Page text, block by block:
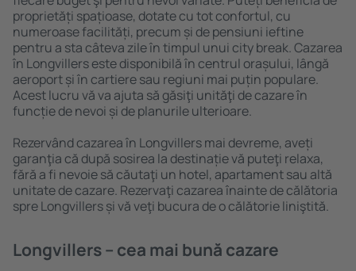
proprietăți spațioase, dotate cu tot confortul, cu
numeroase facilități, precum și de pensiuni ieftine
pentru a sta câteva zile în timpul unui city break. Cazarea
în Longvillers este disponibilă în centrul orașului, lângă
aeroport și în cartiere sau regiuni mai puțin populare.
Acest lucru vă va ajuta să găsiţi unităţi de cazare în
funcție de nevoi și de planurile ulterioare.
Rezervând cazarea în Longvillers mai devreme, aveți
garanţia că după sosirea la destinație vă puteţi relaxa,
fără a fi nevoie să căutaţi un hotel, apartament sau altă
unitate de cazare. Rezervaţi cazarea înainte de călătoria
spre Longvillers și vă veţi bucura de o călătorie liniştită.
Longvillers – cea mai bună cazare